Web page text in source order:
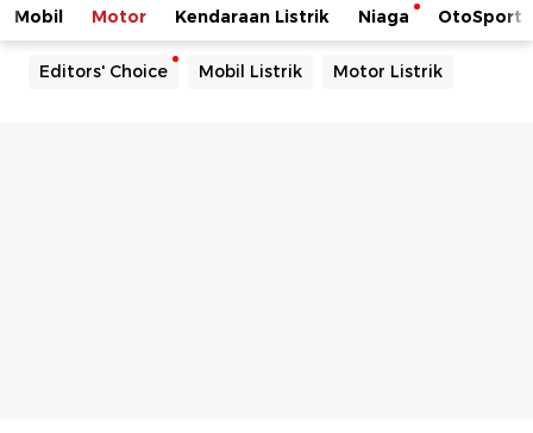
Mobil Motor Kendaraan Listrik Niaga OtoSport
Editors' Choice Mobil Listrik Motor Listrik